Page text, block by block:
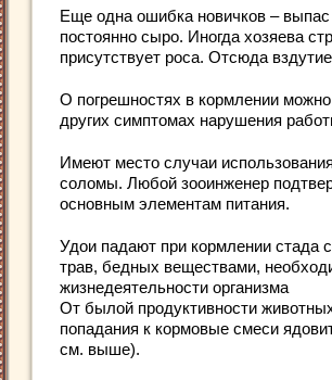
Еще одна ошибка новичков –
постоянно сыро. Иногда хозяева
присутствует роса. Отсюда
О погрешностях в кормлении можно
других симптомах нарушения
Имеют место случаи
соломы. Любой зооинженер
основным элементам питания.
Удои падают при кормлении стада
трав, бедных веществами,
жизнедеятельности организма
От былой продуктивности
попадания к кормовые смеси
см. выше).